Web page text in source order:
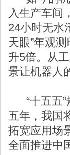
入生产车间
24小时无水
天眼”年观
升5倍。从
景让机器人
“十五五”
五年，我国
拓宽应用场
全面推进中